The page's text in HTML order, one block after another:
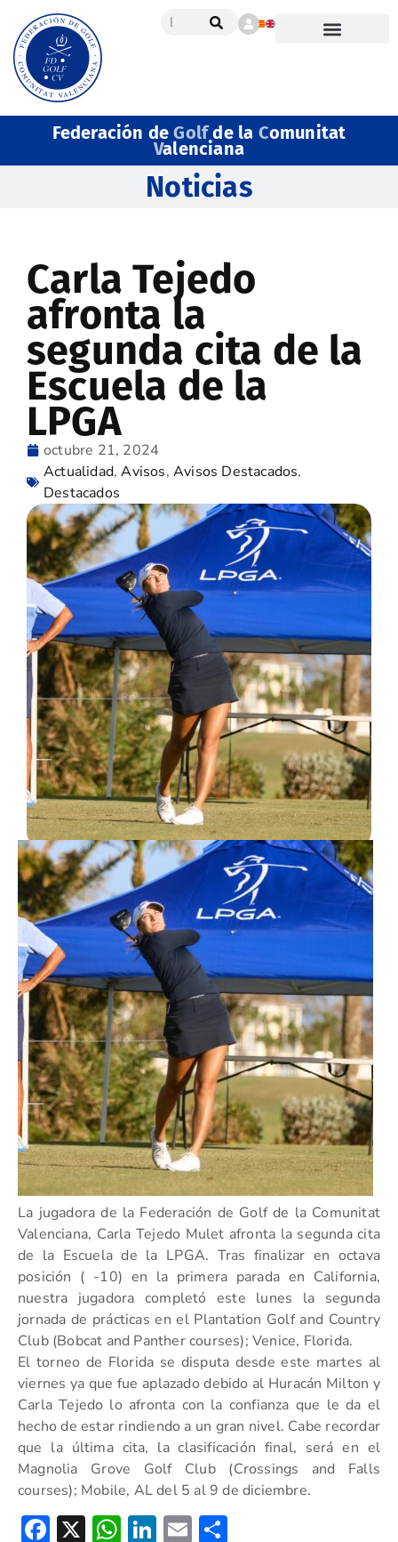
Federación deGolfde la Comunitat
Valenciana
Noticias
Carla Tejedo
afronta la
segunda cita de la
Escuela de la
LPGA
octubre 21, 2024
Actualidad,Avisos,Avisos Destacados,
Destacados
La jugadora de la Federación de Golf de la Comunitat
Valenciana, Carla Tejedo Mulet afronta la segunda cita
de la Escuela de la LPGA. Tras finalizar en octava
posición ( -10) en la primera parada en California,
nuestra jugadora completó este lunes la segunda
jornada de prácticas en el Plantation Golf and Country
Club (Bobcat and Panther courses); Venice, Florida.
El torneo de Florida se disputa desde este martes al
viernes ya que fue aplazado debido al Huracán Milton y
Carla Tejedo lo afronta con la confianza que le da el
hecho de estar rindiendo a un gran nivel. Cabe recordar
que la última cita, la clasificación final, será en el
Magnolia Grove Golf Club (Crossings and Falls
courses); Mobile, AL del 5 al 9 de diciembre.
Facebook
X WhatsApp
LinkedIn
Email